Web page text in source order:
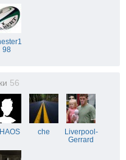
98
56
che
Liverpool-
Gerrard